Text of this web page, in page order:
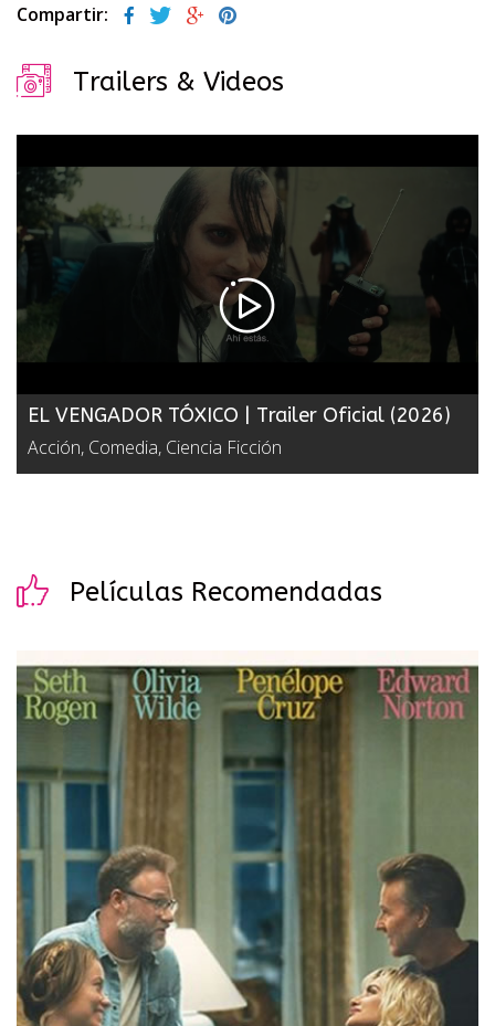
Compartir:
Trailers & Videos
EL VENGADOR TÓXICO | Trailer Oficial (2026)
Acción, Comedia, Ciencia Ficción
Películas Recomendadas